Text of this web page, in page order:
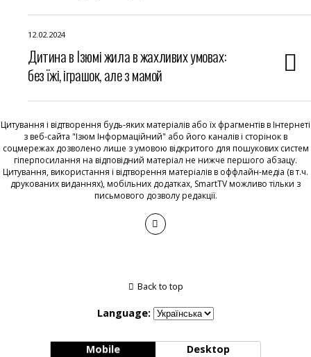
12.02.2024
Дитина в Ізюмі жила в жахливих умовах:
без їжі, іграшок, але з мамой
Цитування і відтворення будь-яких матеріалів або їх фрагментів в Інтернеті
з веб-сайта "Ізюм Інформаційний" або його каналів і сторінок в
соцмережах дозволено лише з умовою відкритого для пошукових систем
гіперпосилання на відповідний матеріал не нижче першого абзацу.
Цитування, використання і відтворення матеріалів в оффлайн-медіа (в т.ч.
друкованих виданнях), мобільних додатках, SmartTV можливо тільки з
письмового дозволу редакції.
Back to top
Language:
Mobile Desktop